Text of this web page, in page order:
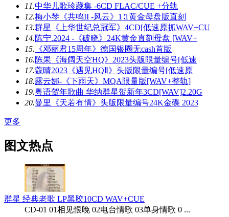
11.中华儿歌珍藏集 -6CD FLAC/CUE +分轨
12.梅小琴《共鸣II -风云》1∶1黄金母盘版直刻
13.群星《上华世纪总冠军》4CD[低速原抓WAV+CU
14.陈宁.2024 -《破晓》24K黄金直刻母盘 [WAV+
15. 《邓丽君15周年》德国银圈无cash首版
16.陈果《海阔天空HQ》2023头版限量编号[低速
17.蔻晴2023《遇见HQⅡ》头版限量编号[低速原
18.露云娜-《下雨天》MQA限量版[WAV+整轨]
19.粤语贺年歌曲 华纳群星贺新年3CD[WAV]2.20G
20.曼里《天若有情》头版限量编号24K金碟 2023
更多
图文热点
群星 经典老歌 LP黑胶10CD WAV+CUE
CD-01 01相见恨晚 02电台情歌 03单身情歌 0 ...